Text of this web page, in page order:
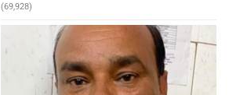
(69,928)